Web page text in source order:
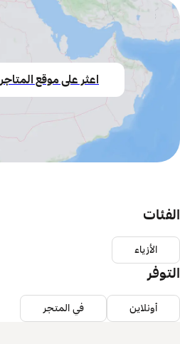
اعثر على موقع
الفئات
الأزياء
التوفر
أونلاين في المتجر